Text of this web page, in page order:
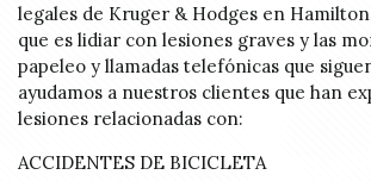
legales de Kruger & Hodges en
que es lidiar con lesiones graves y las
papeleo y llamadas telefónicas que
ayudamos a nuestros clientes que han
lesiones relacionadas con:
ACCIDENTES DE BICICLETA